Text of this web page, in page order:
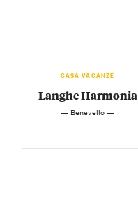
CASA VACANZE
Langhe Harmonia
— Benevello —